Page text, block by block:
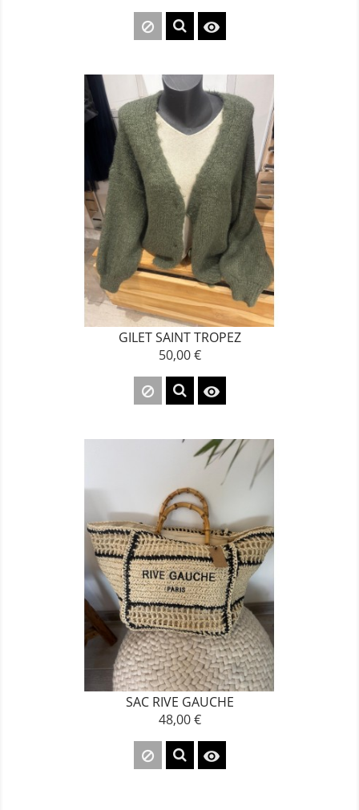

GILET SAINT TROPEZ
Prix
50,00 €

SAC RIVE GAUCHE
Prix
48,00 €
